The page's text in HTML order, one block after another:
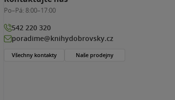
Po–Pá: 8:00–17:00
542 220 320
poradime@knihydobrovsky.cz
Všechny kontakty Naše prodejny